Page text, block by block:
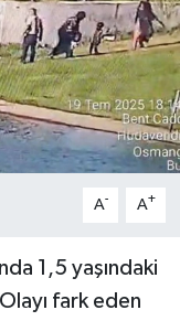
A- A+
1,5 yaşındaki
fark eden